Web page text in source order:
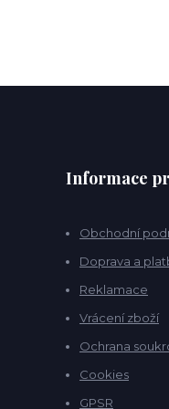
Informace
Obchodní
Doprava a
Reklamace
Vrácení zboží
Ochrana
Cookies
GPSR